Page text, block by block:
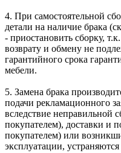
4. При самостоятельной
детали на наличие брака
- приостановить сборку,
возврату и обмену не
гарантийного срока
мебели.
5. Замена брака
подачи рекламационного
вследствие неправильной
покупателем), доставки и
покупателем) или
эксплуатации, устраняются